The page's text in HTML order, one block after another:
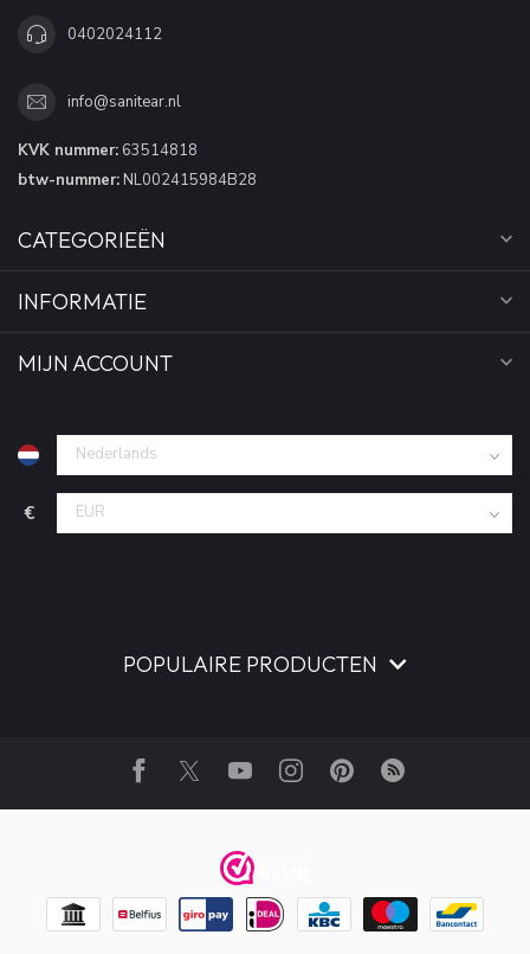
0402024112
info@sanitear.nl
KVK nummer: 63514818
btw-nummer: NL002415984B28
CATEGORIEËN
INFORMATIE
MIJN ACCOUNT
€
POPULAIRE PRODUCTEN